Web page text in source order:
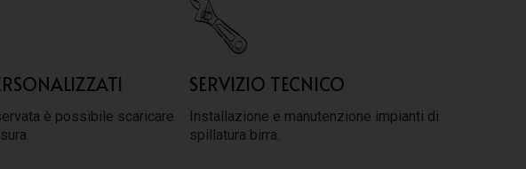
è possibile scaricare
SERVIZIO TECNICO
Installazione e manutenzione impianti di
spillatura birra.